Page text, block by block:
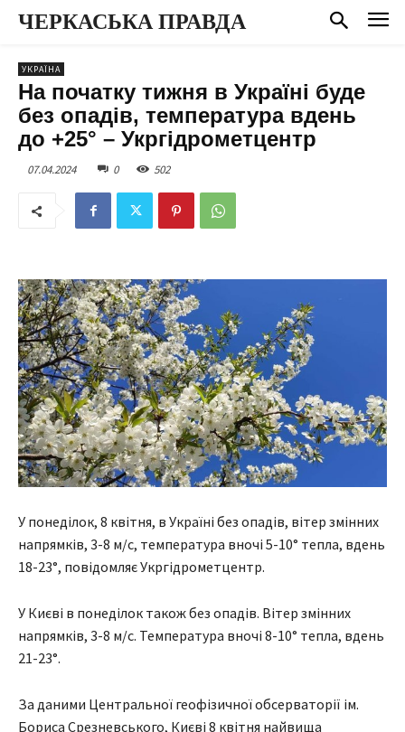
ЧЕРКАСЬКА ПРАВДА
УКРАЇНА
На початку тижня в Україні буде
без опадів, температура вдень
до +25° – Укргідрометцентр
07.04.2024 0 502
У понеділок, 8 квітня, в Україні без опадів, вітер змінних
напрямків, 3-8 м/с, температура вночі 5-10° тепла, вдень
18-23°, повідомляє Укргідрометцентр.
У Києві в понеділок також без опадів. Вітер змінних
напрямків, 3-8 м/с. Температура вночі 8-10° тепла, вдень
21-23°.
За даними Центральної геофізичної обсерваторії ім.
Бориса Срезневського, Києві 8 квітня найвища